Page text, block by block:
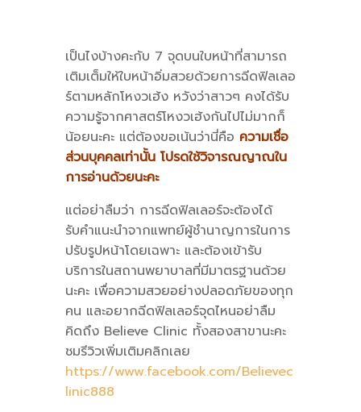
เป็นไงบ้างคะกับ 7 จุดบนใบหน้าที่สามารถ
เติมเต็มให้ใบหน้าอิ่มสวยด้วยการฉีดฟิลเลอ
ร์ตามหลักโหงวเฮ้ง หวังว่าสาวๆ คงได้รับ
ความรู้จากศาสตร์โหงวเฮ้งกันไปไม่มากก็
น้อยนะคะ แต่ต้องขอเน้นว่านี่คือ ความเชื่อ
ส่วนบุคคลเท่านั้น โปรดใช้วิจารณญาณใน
การอ่านด้วยนะคะ
แต่อย่าลืมว่า การฉีดฟิลเลอร์จะต้องได้
รับคำแนะนำจากแพทย์ผู้ชำนาญการในการ
ปรับรูปหน้าโดยเฉพาะ และต้องเข้ารับ
บริการในสถานพยาบาลที่มีมาตรฐานด้วย
นะคะ เพื่อความสวยอย่างปลอดภัยของทุก
คน และอยากฉีดฟิลเลอร์จุดไหนอย่าลืม
คิดถึง Believe Clinic ทั้งสองสาขานะคะ
ชมรีวิวเพิ่มเติมคลิกเลย
https://www.facebook.com/Believec
linic888